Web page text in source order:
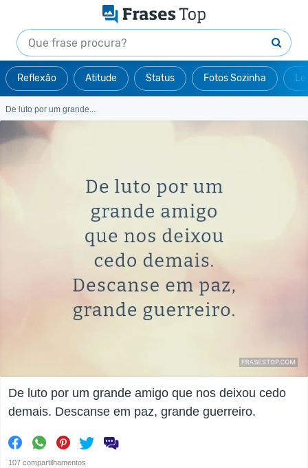
Reflexão Atitude Status Fotos Sozinha
De luto por um grande...
De luto por um grande amigo que nos deixou cedo
demais. Descanse em paz, grande guerreiro.
107 compartilhamentos